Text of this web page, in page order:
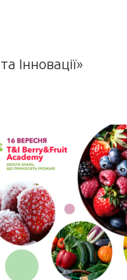
Інновації»